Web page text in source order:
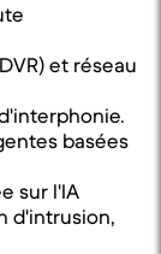
et réseau
basées
sur l'IA
d'intrusion,